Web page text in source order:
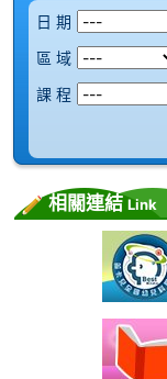
日 期
區 域
課 程
相關連結Link